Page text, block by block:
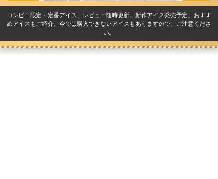
コンビニ限定・定番アイス、レビュー随時更新。新作アイス発売予定、おすす
めアイスもご紹介。今では購入できないアイスもありますので、ご注意くださ
い。